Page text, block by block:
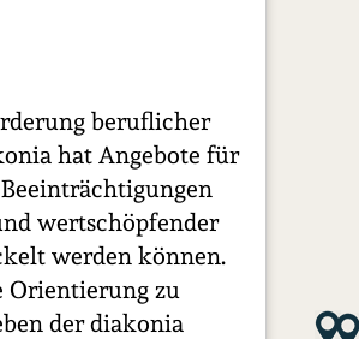
beruflicher
hat Angebote für
wertschöpfender
werden können.
Orientierung zu
der diakonia